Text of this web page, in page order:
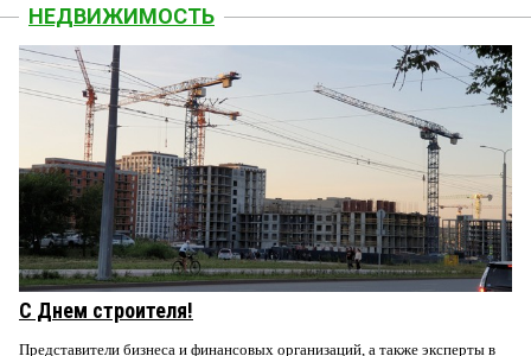
НЕДВИЖИМОСТЬ
С Днем строителя!
Представители бизнеса и финансовых организаций, а также эксперты в